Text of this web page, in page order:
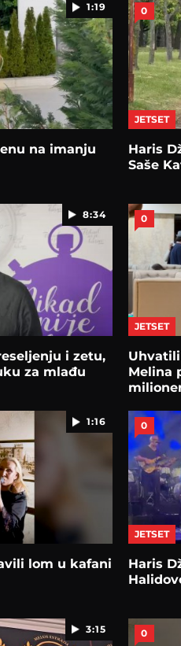
1:19
na imanju
0
JETSET
Haris
Saše
8:34
i zetu,
za mlađu
0
JETSET
Melina
1:16
lom u kafani
0
JETSET
Haris
3:15 0